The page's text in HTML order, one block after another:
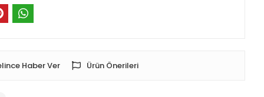
Haber Ver Ürün Önerileri